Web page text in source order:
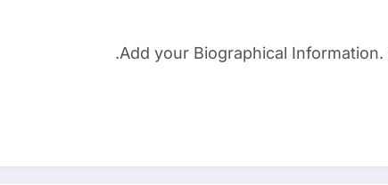
Add your Biographical Information.